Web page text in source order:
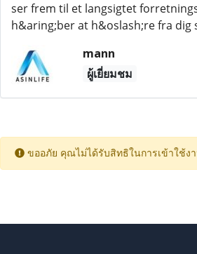
ser frem til et langsigtet
h&aring;ber at h&oslash;re fra dig
mann
ผู้เยี่ยมชม
ขออภัย คุณไม่ได้รับสิทธิในการเข้าใช้ง